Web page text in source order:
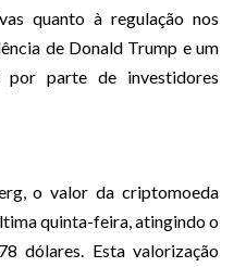
quanto à regulação nos
de Donald Trump e um
por parte de investidores
o valor da criptomoeda
quinta-feira, atingindo o
dólares. Esta valorização